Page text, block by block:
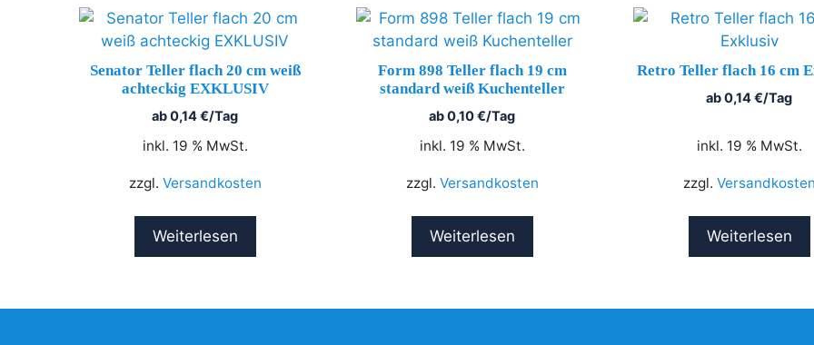
Senator Teller flach 20 cm weiß
achteckig EXKLUSIV
ab0,14€/Tag
inkl. 19 % MwSt.
zzgl. Versandkosten
Weiterlesen
Form 898 Teller flach 19 cm
standard weiß Kuchenteller
ab0,10€/Tag
inkl. 19 % MwSt.
zzgl. Versandkosten
Weiterlesen
Retro Teller flach 16 cm
ab0,14€/Tag
inkl. 19 % MwSt.
zzgl. Versandkosten
Weiterlesen